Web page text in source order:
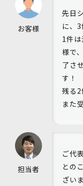
お客様
先日
に、
1件
様で
了さ
す！
残る2
また
担当者
ご代
との
ざい